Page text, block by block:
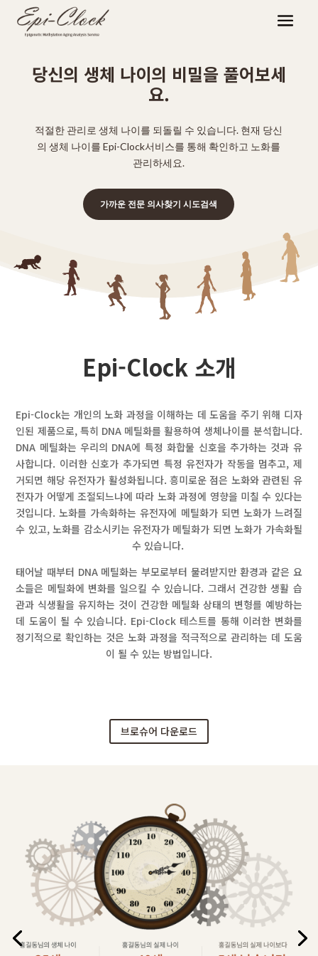
당신의 생체 나이의 비밀을 풀어보세
요.
적절한 관리로 생체 나이를 되돌릴 수 있습니다. 현재 당신
의 생체 나이를 Epi-Clock서비스를 통해 확인하고 노화를
관리하세요.
가까운 전문 의사찾기 시도검색
Epi-Clock 소개
Epi-Clock는 개인의 노화 과정을 이해하는 데 도움을 주기 위해 디자
인된 제품으로, 특히 DNA 메틸화를 활용하여 생체나이를 분석합니다.
DNA 메틸화는 우리의 DNA에 특정 화합물 신호을 추가하는 것과 유
사합니다. 이러한 신호가 추가되면 특정 유전자가 작동을 멈추고, 제
거되면 해당 유전자가 활성화됩니다. 흥미로운 점은 노화와 관련된 유
전자가 어떻게 조절되느냐에 따라 노화 과정에 영향을 미칠 수 있다는
것입니다. 노화를 가속화하는 유전자에 메틸화가 되면 노화가 느려질
수 있고, 노화를 감소시키는 유전자가 메틸화가 되면 노화가 가속화될
수 있습니다.
태어날 때부터 DNA 메틸화는 부모로부터 물려받지만 환경과 같은 요
소들은 메틸화에 변화를 일으킬 수 있습니다. 그래서 건강한 생활 습
관과 식생활을 유지하는 것이 건강한 메틸화 상태의 변형를 예방하는
데 도움이 될 수 있습니다. Epi-Clock 테스트를 통해 이러한 변화를
정기적으로 확인하는 것은 노화 과정을 적극적으로 관리하는 데 도움
이 될 수 있는 방법입니다.
브로슈어 다운로드